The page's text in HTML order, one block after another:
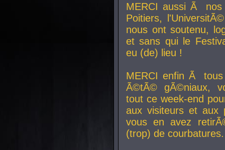
MERCI aussi Ã nos
Poitiers,
nous ont soutenu,
et sans qui le
eu (de) lieu !
MERCI enfin Ã
Ã©tÃ© gÃ©niaux,
tout ce week-end
aux visiteurs et aux
vous en avez
(trop) de courbatures.